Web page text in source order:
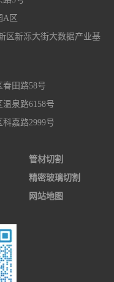
A区
区新泺大街大数据产业基
田路58号
泉路6158号
嘉路2999号
管材切割
精密玻璃切割
网站地图